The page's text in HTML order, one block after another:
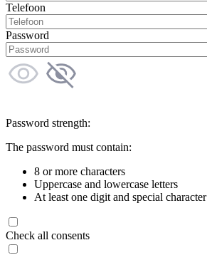
Telefoon
Password
Password strength:
The password must contain:
8 or more characters
Uppercase and lowercase letters
At least one digit and special character
Check all consents